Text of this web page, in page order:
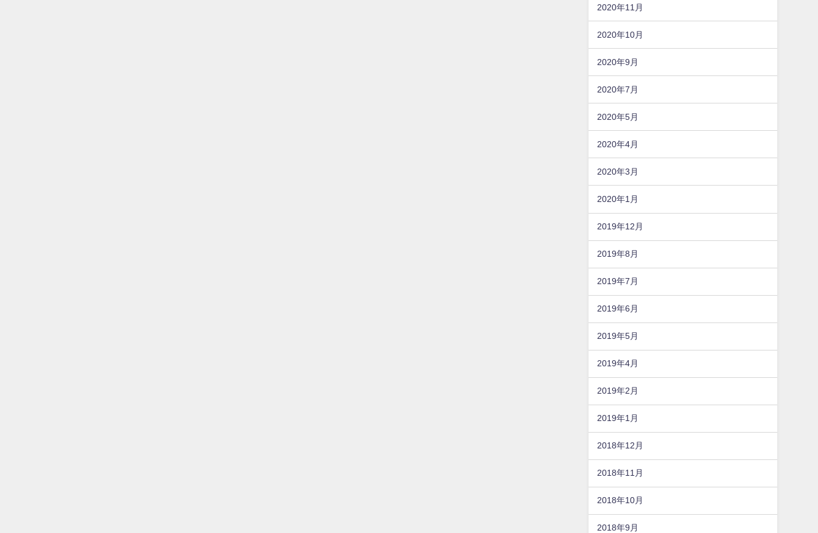
2020年11月
2020年10月
2020年9月
2020年7月
2020年5月
2020年4月
2020年3月
2020年1月
2019年12月
2019年8月
2019年7月
2019年6月
2019年5月
2019年4月
2019年2月
2019年1月
2018年12月
2018年11月
2018年10月
2018年9月